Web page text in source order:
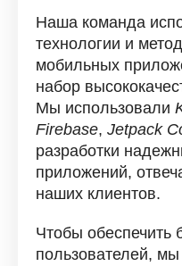
Наша команда
технологии и
мобильных
набор
Мы использовали
Firebase, Jetpack
разработки
приложений,
наших клиентов.
Чтобы обеспечить
пользователей,